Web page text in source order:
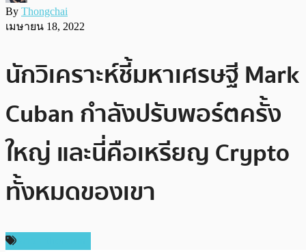
By Thongchai
เมษายน 18, 2022
นักวิเคราะห์ชี้มหาเศรษฐี Mark
Cuban กำลังปรับพอร์ตครั้ง
ใหญ่ และนี่คือเหรียญ Crypto
ทั้งหมดของเขา